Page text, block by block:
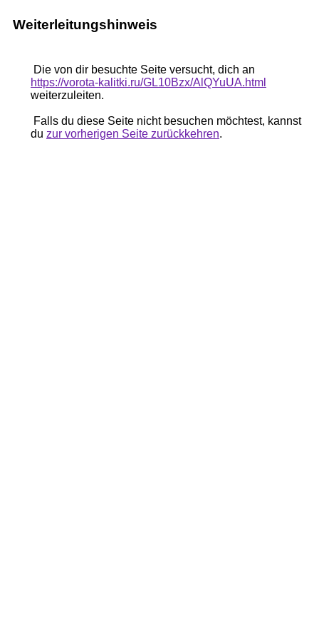
Weiterleitungshinweis
Die von dir besuchte Seite versucht, dich an
https://vorota-kalitki.ru/GL10Bzx/AlQYuUA.html
weiterzuleiten.
Falls du diese Seite nicht besuchen möchtest, kannst
du zur vorherigen Seite zurückkehren.